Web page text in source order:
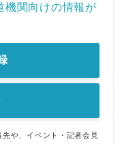
機関向けの情報が
や、イベント・記者会見